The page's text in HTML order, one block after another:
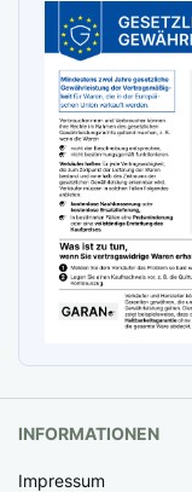
INFORMATIONEN
Impressum